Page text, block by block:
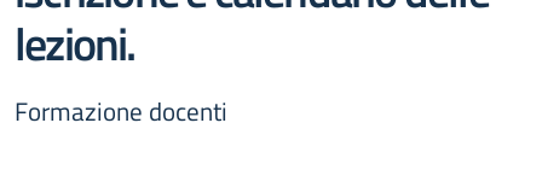
lezioni.
Formazione docenti